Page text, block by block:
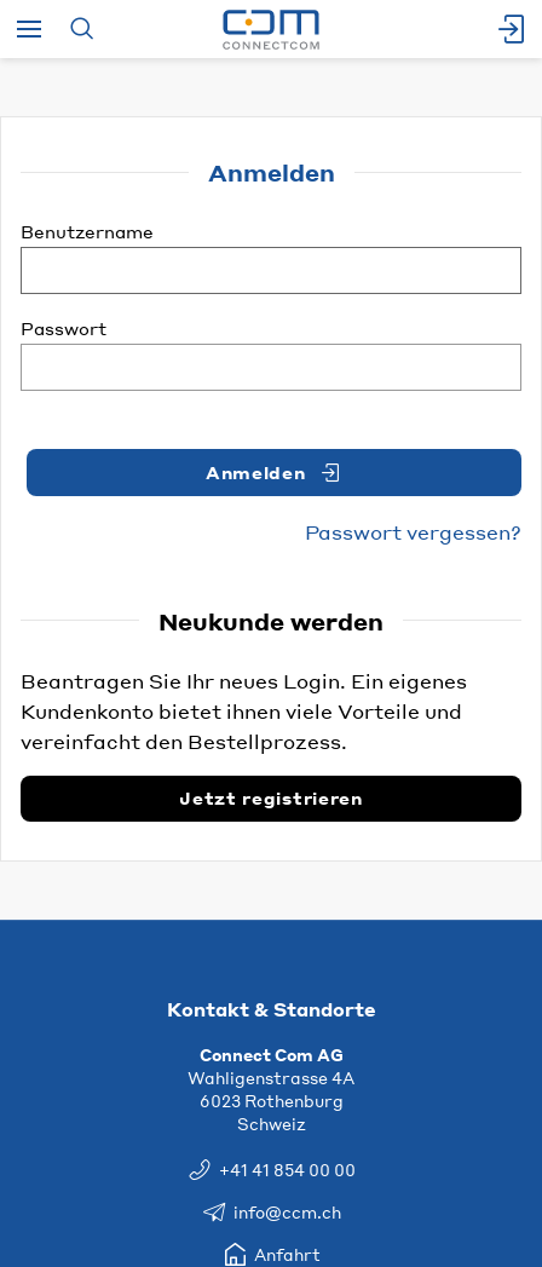
Anmelden
Benutzername
Passwort
Anmelden
Passwort vergessen?
Neukunde werden
Beantragen Sie Ihr neues Login. Ein eigenes
Kundenkonto bietet ihnen viele Vorteile und
vereinfacht den Bestellprozess.
Jetzt registrieren
Kontakt & Standorte
Connect Com AG
Wahligenstrasse 4A
6023 Rothenburg
Schweiz
+41 41 854 00 00
info@ccm.ch
Anfahrt